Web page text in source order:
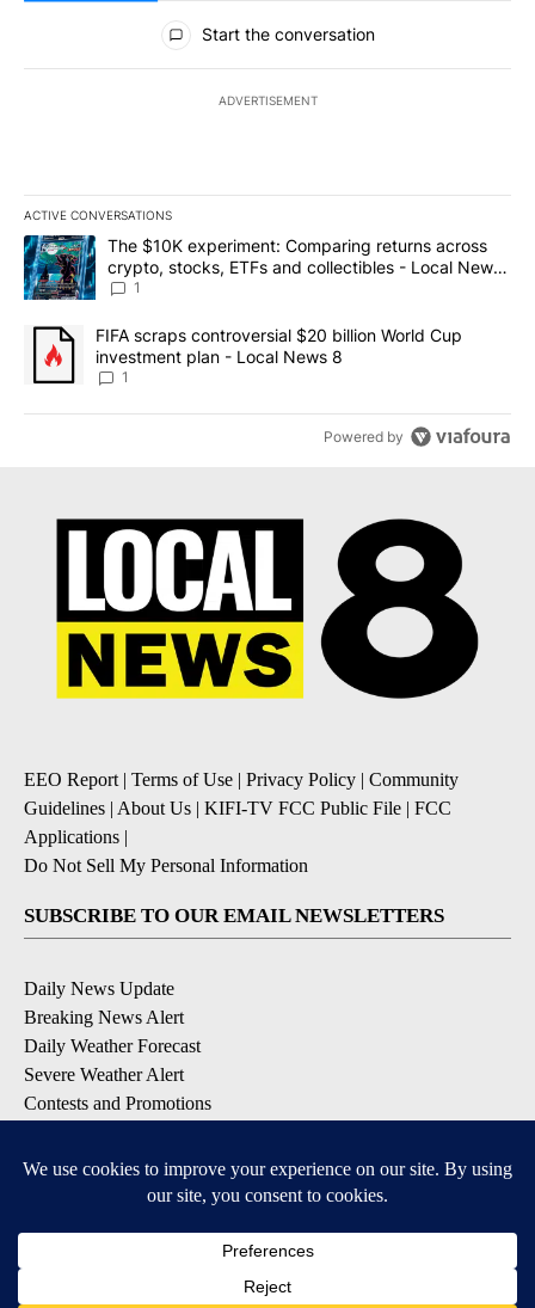
All Comments
Start the conversation
ADVERTISEMENT
ACTIVE CONVERSATIONS
The following is a list of the most commented articles in the last
A trending article titled "The $10K experiment: Comparing
The $10K experiment: Comparing returns across
crypto, stocks, ETFs and collectibles - Local News
8
1
A trending article titled "FIFA scraps controversial $20 billion
FIFA scraps controversial $20 billion World Cup
investment plan - Local News 8
1
Powered by
EEO Report| Terms of Use | Privacy Policy | Community
Guidelines | About Us | KIFI-TV FCC Public File | FCC
Applications |
Do Not Sell My Personal Information
SUBSCRIBE TO OUR EMAIL NEWSLETTERS
Daily News Update
Breaking News Alert
Daily Weather Forecast
Severe Weather Alert
Contests and Promotions